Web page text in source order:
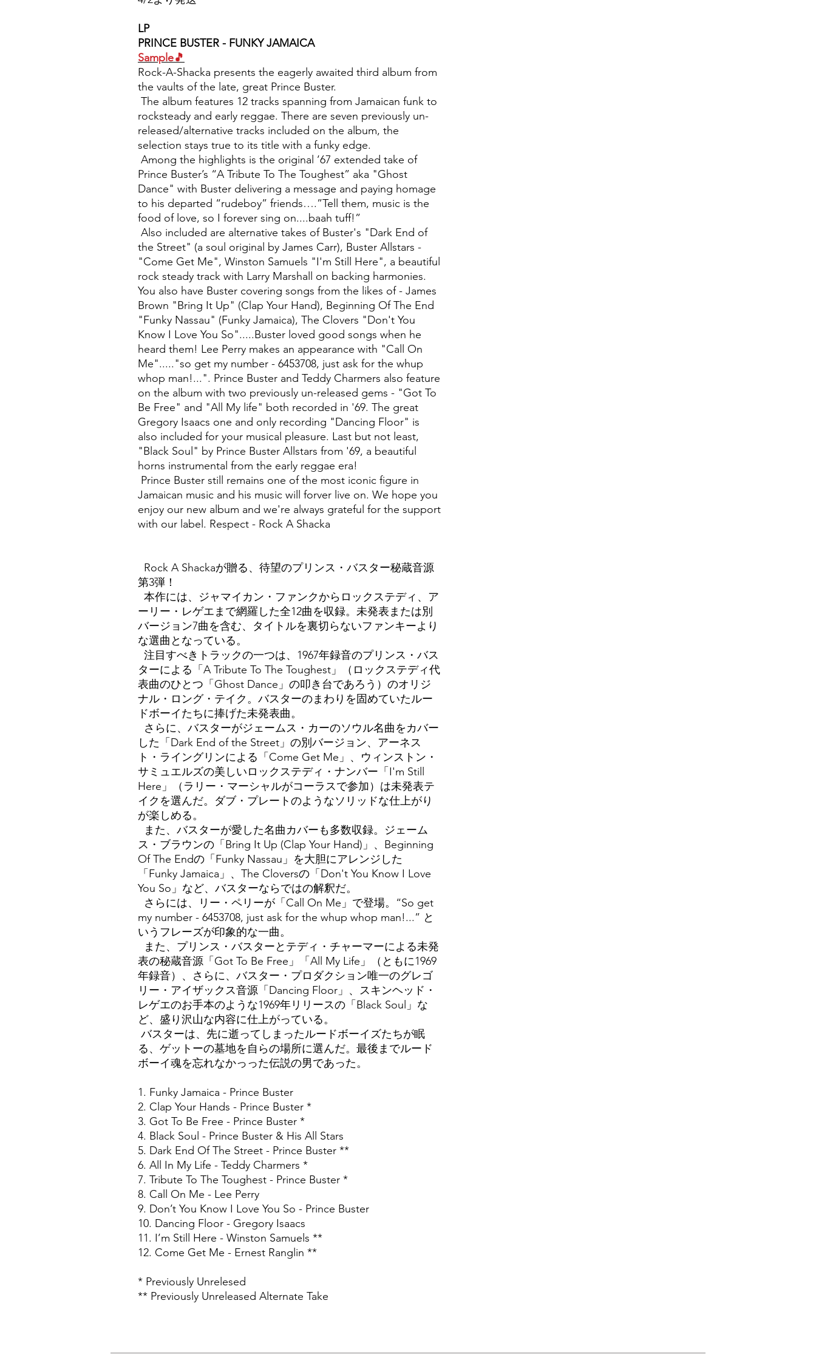
LP
PRINCE BUSTER - FUNKY JAMAICA
Sample🎵
Rock-A-Shacka presents the eagerly awaited third album from
the vaults of the late, great Prince Buster.
The album features 12 tracks spanning from Jamaican funk to
rocksteady and early reggae. There are seven previously un-
released/alternative tracks included on the album, the
selection stays true to its title with a funky edge.
Among the highlights is the original ’67 extended take of
Prince Buster’s “A Tribute To The Toughest” aka "Ghost
Dance" with Buster delivering a message and paying homage
to his departed “rudeboy” friends….”Tell them, music is the
food of love, so I forever sing on....baah tuff!”
Also included are alternative takes of Buster's "Dark End of
the Street" (a soul original by James Carr), Buster Allstars -
"Come Get Me", Winston Samuels "I'm Still Here", a beautiful
rock steady track with Larry Marshall on backing harmonies.
You also have Buster covering songs from the likes of - James
Brown "Bring It Up" (Clap Your Hand), Beginning Of The End
"Funky Nassau" (Funky Jamaica), The Clovers "Don't You
Know I Love You So".....Buster loved good songs when he
heard them! Lee Perry makes an appearance with "Call On
Me"....."so get my number - 6453708, just ask for the whup
whop man!...". Prince Buster and Teddy Charmers also feature
on the album with two previously un-released gems - "Got To
Be Free" and "All My life" both recorded in '69. The great
Gregory Isaacs one and only recording "Dancing Floor" is
also included for your musical pleasure. Last but not least,
"Black Soul" by Prince Buster Allstars from '69, a beautiful
horns instrumental from the early reggae era!
Prince Buster still remains one of the most iconic figure in
Jamaican music and his music will forver live on. We hope you
enjoy our new album and we're always grateful for the support
with our label. Respect - Rock A Shacka
Rock A Shackaが贈る、待望のプリンス・バスター秘蔵音源
第3弾！
本作には、ジャマイカン・ファンクからロックステディ、ア
ーリー・レゲエまで網羅した全12曲を収録。未発表または別
バージョン7曲を含む、タイトルを裏切らないファンキーより
な選曲となっている。
注目すべきトラックの一つは、1967年録音のプリンス・バス
ターによる「A Tribute To The Toughest」（ロックステディ代
表曲のひとつ「Ghost Dance」の叩き台であろう）のオリジ
ナル・ロング・テイク。バスターのまわりを固めていたルー
ドボーイたちに捧げた未発表曲。
さらに、バスターがジェームス・カーのソウル名曲をカバー
した「Dark End of the Street」の別バージョン、アーネス
ト・ライングリンによる「Come Get Me」、ウィンストン・
サミュエルズの美しいロックステディ・ナンバー「I'm Still
Here」（ラリー・マーシャルがコーラスで参加）は未発表テ
イクを選んだ。ダブ・プレートのようなソリッドな仕上がり
が楽しめる。
また、バスターが愛した名曲カバーも多数収録。ジェーム
ス・ブラウンの「Bring It Up (Clap Your Hand)」、Beginning
Of The Endの「Funky Nassau」を大胆にアレンジした
「Funky Jamaica」、The Cloversの「Don't You Know I Love
You So」など、バスターならではの解釈だ。
さらには、リー・ペリーが「Call On Me」で登場。“So get
my number - 6453708, just ask for the whup whop man!...” と
いうフレーズが印象的な一曲。
また、プリンス・バスターとテディ・チャーマーによる未発
表の秘蔵音源「Got To Be Free」「All My Life」（ともに1969
年録音）、さらに、バスター・プロダクション唯一のグレゴ
リー・アイザックス音源「Dancing Floor」、スキンヘッド・
レゲエのお手本のような1969年リリースの「Black Soul」な
ど、盛り沢山な内容に仕上がっている。
バスターは、先に逝ってしまったルードボーイズたちが眠
る、ゲットーの墓地を自らの場所に選んだ。最後までルード
ボーイ魂を忘れなかっった伝説の男であった。
1. Funky Jamaica - Prince Buster
2. Clap Your Hands - Prince Buster *
3. Got To Be Free - Prince Buster *
4. Black Soul - Prince Buster & His All Stars
5. Dark End Of The Street - Prince Buster **
6. All In My Life - Teddy Charmers *
7. Tribute To The Toughest - Prince Buster *
8. Call On Me - Lee Perry
9. Don’t You Know I Love You So - Prince Buster
10. Dancing Floor - Gregory Isaacs
11. I’m Still Here - Winston Samuels **
12. Come Get Me - Ernest Ranglin **
* Previously Unrelesed
** Previously Unreleased Alternate Take